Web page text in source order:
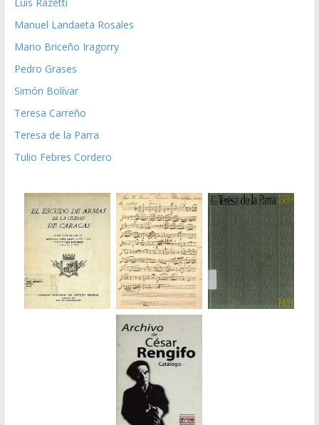
Manuel Landaeta Rosales
Mario Briceño Iragorry
Pedro Grases
Simón Bolívar
Teresa Carreño
Teresa de la Parra
Tulio Febres Cordero